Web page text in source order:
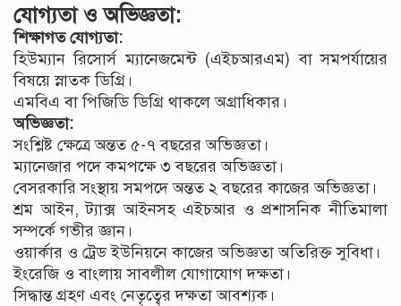
যোগ্যতা ও অভিজ্ঞতা:
শিক্ষাগত যোগ্যতা:
হিউম্যান রিসোর্স ম্যানেজমেন্ট (এইচআরএম) বা সমপর্যায়ের
বিষয়ে স্নাতক ডিগ্রি।
এমবিএ বা পিজিডি ডিগ্রি থাকলে অগ্রাধিকার।
অভিজ্ঞতা:
সংশ্লিষ্ট ক্ষেত্রে অন্তত ৫-৭ বছরের অভিজ্ঞতা।
ম্যানেজার পদে কমপক্ষে ৩ বছরের অভিজ্ঞতা।
বেসরকারি সংস্থায় সমপদে অন্তত ২ বছরের কাজের অভিজ্ঞতা।
শ্রম আইন, ট্যাক্স আইনসহ এইচআর ও প্রশাসনিক নীতিমালা
সম্পর্কে গভীর জ্ঞান।
ওয়ার্কার ও ট্রেড ইউনিয়নে কাজের অভিজ্ঞতা অতিরিক্ত সুবিধা।
ইংরেজি ও বাংলায় সাবলীল যোগাযোগ দক্ষতা।
সিদ্ধান্ত গ্রহণ এবং নেতৃত্বের দক্ষতা আবশ্যক।